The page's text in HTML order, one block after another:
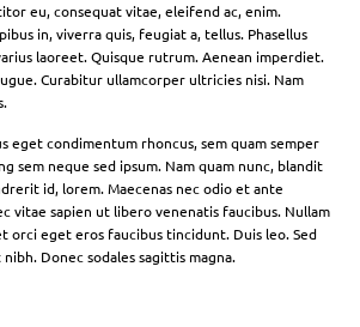
eu, consequat vitae, eleifend ac, enim.
in, viverra quis, feugiat a, tellus. Phasellus
laoreet. Quisque rutrum. Aenean imperdiet.
Curabitur ullamcorper ultricies nisi. Nam
eget condimentum rhoncus, sem quam semper
sem neque sed ipsum. Nam quam nunc, blandit
id, lorem. Maecenas nec odio et ante
vitae sapien ut libero venenatis faucibus. Nullam
orci eget eros faucibus tincidunt. Duis leo. Sed
Donec sodales sagittis magna.